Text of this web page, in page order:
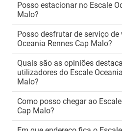
Posso estacionar no Escale
Malo?
Posso desfrutar de serviço de
Oceania Rennes Cap Malo?
Quais são as opiniões
utilizadores do Escale
Malo?
Como posso chegar ao
Cap Malo?